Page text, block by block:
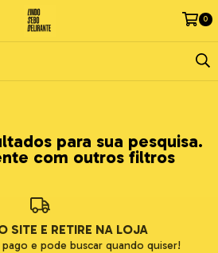
0
para sua pesquisa.
com outros filtros
SITE E RETIRE NA LOJA
e pode buscar quando quiser!